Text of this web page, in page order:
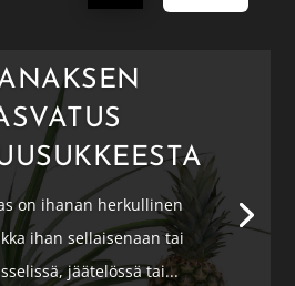
on ihanan herkullinen
ihan sellaisenaan tai
jäätelössä tai...